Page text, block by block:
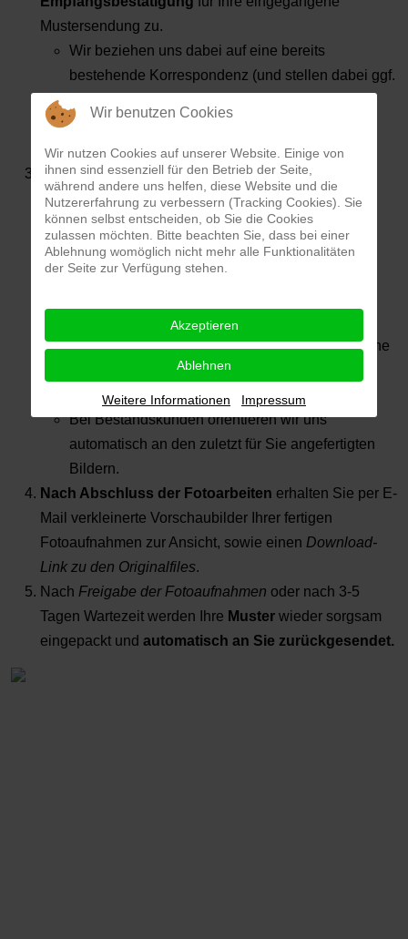
Mustersendung zu.
Wir beziehen uns dabei auf eine bereits
bestehende Korrespondenz (und stellen dabei ggf.
Wir bestätigen Ihnen damit auch den für Ihren
Auftragdisponierten Liefertermin
Sofern Sie keine besonderen Vorgaben machen,
fotografieren wir Ihre Artikel branchenüblich mit
einer geeigneten Produktausleuchtung.
Als Neukunde senden Sie uns bittevorab
Bildmaterial- gerne auch als Links zu
Aufnahmen vorstellen.
Zusätzliche Ausführungsdetails können Sie gerne
auch mit unseren Fotografen persönlich
besprechen.
Bei Bestandskunden orientieren wir uns
automatisch an den zuletzt für Sie angefertigten
Bildern.
Nach Abschluss der Fotoarbeiten erhalten Sie per E-
Mail verkleinerte Vorschaubilder Ihrer fertigen
Fotoaufnahmen zur Ansicht, sowie einen Download-
Link zu den Originalfiles.
Nach Freigabe der Fotoaufnahmen oder nach 3-5
Tagen Wartezeit werden Ihre Muster wieder sorgsam
eingepackt und automatisch an Sie zurückgesendet.
Wir benutzen Cookies
Wir nutzen Cookies auf unserer Website. Einige von
ihnen sind essenziell für den Betrieb der Seite,
während andere uns helfen, diese Website und die
Nutzererfahrung zu verbessern (Tracking Cookies). Sie
können selbst entscheiden, ob Sie die Cookies
zulassen möchten. Bitte beachten Sie, dass bei einer
Ablehnung womöglich nicht mehr alle Funktionalitäten
der Seite zur Verfügung stehen.
Akzeptieren
Ablehnen
Weitere Informationen Impressum